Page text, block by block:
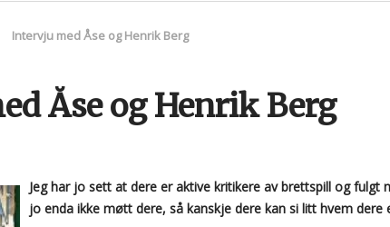
Intervju med Åse og Henrik Berg
Åse og Henrik Berg
Jeg har jo sett at dere er aktive kritikere av brettspill og fulgt
jo enda ikke møtt dere, så kanskje dere kan si litt hvem dere